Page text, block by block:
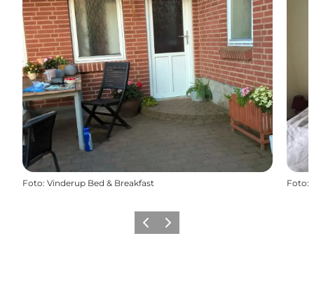
Foto: Vinderup Bed & Breakfast Foto:
ForrigeNæste